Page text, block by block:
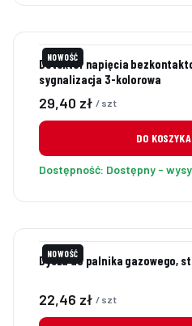
NOWOŚĆ
Detektor napięcia
sygnalizacja 3-kolorowa
Cena
29,40 zł / szt
DO KOSZYKA
Dostępność: Dostępny -
NOWOŚĆ
Dysza do palnika gazowego,
Cena
22,46 zł / szt